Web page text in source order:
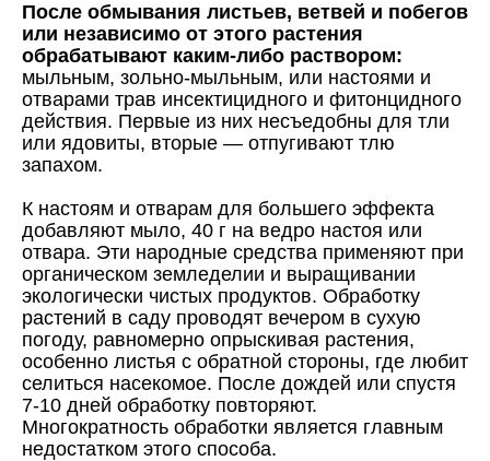
После обмывания листьев, ветвей и побегов
или независимо от этого растения
обрабатывают каким-либо раствором:
мыльным, зольно-мыльным, или настоями и
отварами трав инсектицидного и фитонцидного
действия. Первые из них несъедобны для тли
или ядовиты, вторые — отпугивают тлю
запахом.
К настоям и отварам для большего эффекта
добавляют мыло, 40 г на ведро настоя или
отвара. Эти народные средства применяют при
органическом земледелии и выращивании
экологически чистых продуктов. Обработку
растений в саду проводят вечером в сухую
погоду, равномерно опрыскивая растения,
особенно листья с обратной стороны, где любит
селиться насекомое. После дождей или спустя
7-10 дней обработку повторяют.
Многократность обработки является главным
недостатком этого способа.